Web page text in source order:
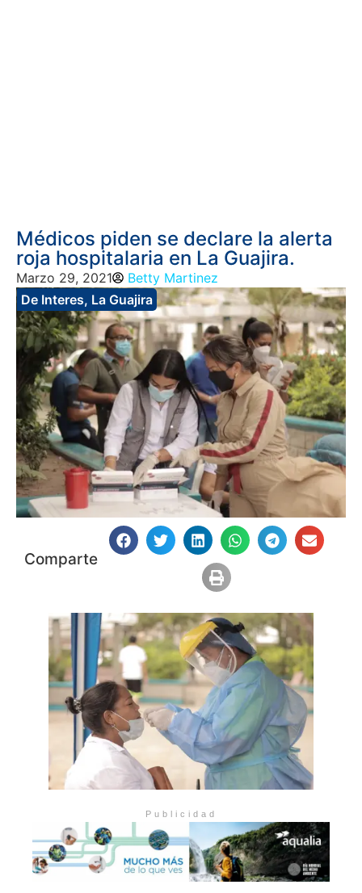
Médicos piden se declare la alerta
roja hospitalaria en La Guajira.
Marzo 29, 2021
Betty Martinez
De Interes, La Guajira
Comparte
Publicidad